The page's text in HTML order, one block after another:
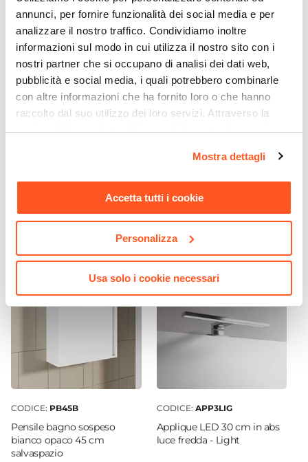
annunci, per fornire funzionalità dei social media e per
analizzare il nostro traffico. Condividiamo inoltre
informazioni sul modo in cui utilizza il nostro sito con i
nostri partner che si occupano di analisi dei dati web,
pubblicità e social media, i quali potrebbero combinarle
con altre informazioni che ha fornito loro o che hanno
raccolto dal suo utilizzo dei loro servizi. Attraverso la
sezione "Mostra dettagli" è possibile gestire le proprie
momento. Per maggiori informazioni si invita a leggere la
nostraCookie Policy.
Mostra dettagli
Accetta tutti i cookie
Personalizza
Usa solo i cookie necessari
CODICE:AZ3302
€ 19,00
CODICE:LC12-CT
Box doccia nicchia 120 cm
scorrevole vetro anticalcare
€ 275,00
CODICE: PB45B
Pensile bagno sospeso
bianco opaco 45 cm
salvaspazio
CODICE: APP3LIG
Applique LED 30 cm in abs
luce fredda - Light